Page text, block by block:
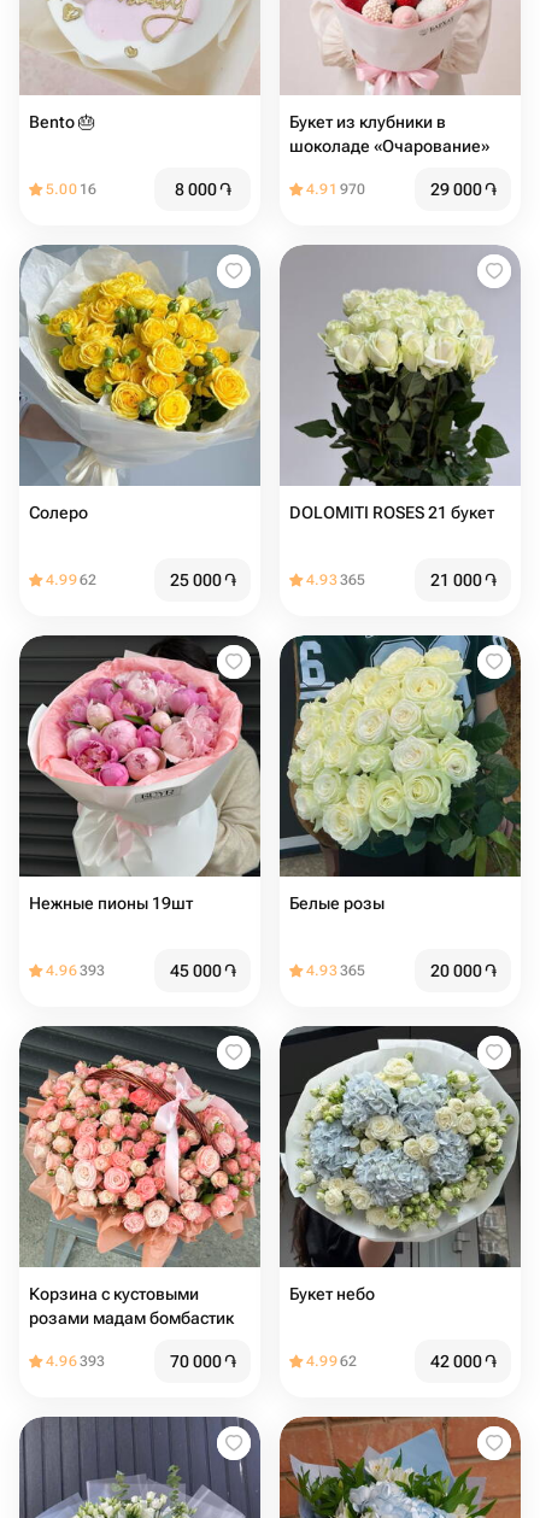
Bento 🎂
5.00 16 8 000֏
Букет из клубники в
шоколаде «Очарование»
4.91 970 29 000֏
Солеро
4.9962 25 000֏
DOLOMITI ROSES 21 букет
4.93365 21 000֏
Нежные пионы 19шт
4.96393 45 000֏
Белые розы
4.93365 20 000֏
Корзина с кустовыми
розами мадам бомбастик
4.96393 70 000֏
Букет небо
4.9962 42 000֏